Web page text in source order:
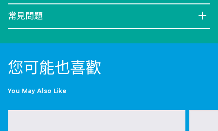
常見問題
您可能也喜歡
You May Also Like